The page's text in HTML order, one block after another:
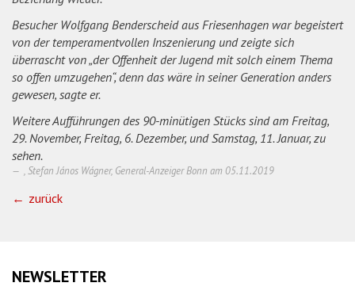
Besucher Wolfgang Benderscheid aus Friesenhagen war begeistert
von der temperamentvollen Inszenierung und zeigte sich
überrascht von „der Offenheit der Jugend mit solch einem Thema
so offen umzugehen“, denn das wäre in seiner Generation anders
gewesen, sagte er.
Weitere Aufführungen des 90-minütigen Stücks sind am Freitag,
29. November, Freitag, 6. Dezember, und Samstag, 11. Januar, zu
sehen.
, Stefan János Wágner, General-Anzeiger Bonn am 05.11.2019
zurück
NEWSLETTER